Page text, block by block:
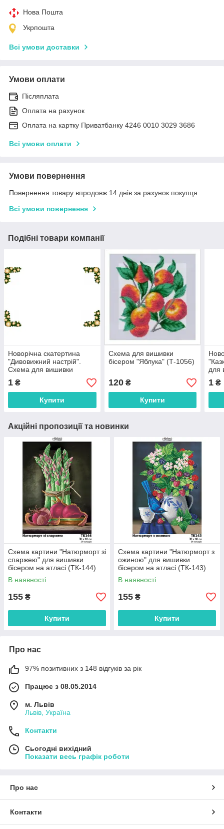
Нова Пошта
Укрпошта
Всі умови доставки
Умови оплати
Післяплата
Оплата на рахунок
Оплата на картку Приватбанку 4246 0010 3029 3686
Всі умови оплати
Умови повернення
Повернення товару впродовж 14 днів за рахунок покупця
Всі умови повернення
Подібні товари компанії
Новорічна скатертина
"Дивовижний настрій".
Схема для вишивки
бісером і нитками на
габардині. (ТР-633)
1 ₴
Купити
Схема для вишивки
бісером "Яблука" (Т-1056)
120₴
Купити
для
(ТР-
1 ₴
Акційні пропозиції та новинки
Схема картини "Натюрморт зі
спаржею" для вишивки
бісером на атласі (ТК-144)
В наявності
155 ₴
Купити
Схема картини "Натюрморт з
ожиною" для вишивки
бісером на атласі (ТК-143)
В наявності
155 ₴
Купити
Про нас
97% позитивних з 148 відгуків за рік
Працює з 08.05.2014
м. Львів
Львів, Україна
Контакти
Сьогодні вихідний
Показати весь графік роботи
Про нас
Контакти